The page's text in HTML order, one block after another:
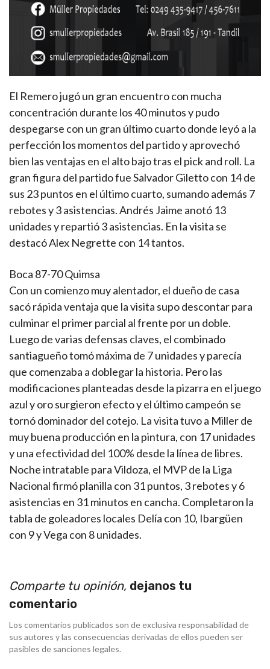
El Remero jugó un gran encuentro con mucha
concentración durante los 40 minutos y pudo
despegarse con un gran último cuarto donde leyó a la
perfección los momentos del partido y aprovechó
bien las ventajas en el alto bajo tras el pick and roll. La
gran figura del partido fue Salvador Giletto con 14 de
sus 23 puntos en el último cuarto, sumando además 7
rebotes y 3 asistencias. Andrés Jaime anotó 13
unidades y repartió 3 asistencias. En la visita se
destacó Alex Negrette con 14 tantos.
Boca 87-70 Quimsa
Con un comienzo muy alentador, el dueño de casa
sacó rápida ventaja que la visita supo descontar para
culminar el primer parcial al frente por un doble.
Luego de varias defensas claves, el combinado
santiagueño tomó máxima de 7 unidades y parecía
que comenzaba a doblegar la historia. Pero las
modificaciones planteadas desde la pizarra en el juego
azul y oro surgieron efecto y el último campeón se
tornó dominador del cotejo. La visita tuvo a Miller de
muy buena producción en la pintura, con 17 unidades
y una efectividad del 100% desde la línea de libres.
Noche intratable para Vildoza, el MVP de la Liga
Nacional firmó planilla con 31 puntos, 3 rebotes y 6
asistencias en 31 minutos en cancha. Completaron la
tabla de goleadores locales Delía con 10, Ibargüen
con 9 y Vega con 8 unidades.
Comparte tu opinión, dejanos tu
comentario
Los comentarios publicados son de exclusiva responsabilidad de
sus autores y las consecuencias derivadas de ellos pueden ser
pasibles de sanciones legales.